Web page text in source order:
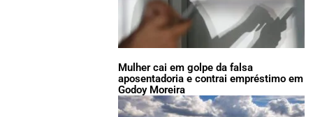
Mulher cai em golpe da falsa
aposentadoria e contrai empréstimo em
Godoy Moreira